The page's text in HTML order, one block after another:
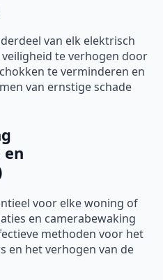
van elk elektrisch
te verhogen door
te verminderen en
van ernstige schade
voor elke woning of
en camerabewaking
methoden voor het
en het verhogen van de